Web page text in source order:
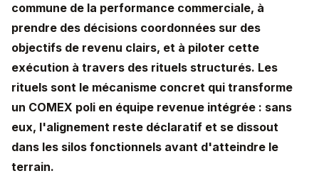
commune de la performance commerciale, à
prendre des décisions coordonnées sur des
objectifs de revenu clairs, et à piloter cette
exécution à travers des rituels structurés. Les
rituels sont le mécanisme concret qui transforme
un COMEX poli en équipe revenue intégrée : sans
eux, l'alignement reste déclaratif et se dissout
dans les silos fonctionnels avant d'atteindre le
terrain.